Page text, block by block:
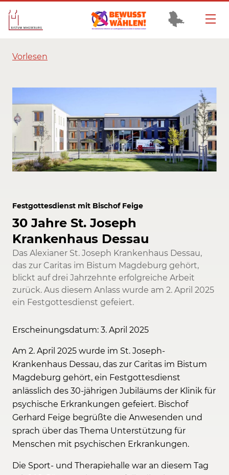
Vorlesen
Festgottesdienst mit Bischof Feige
30 Jahre St. Joseph
Krankenhaus Dessau
Das Alexianer St. Joseph Krankenhaus Dessau,
das zur Caritas im Bistum Magdeburg gehört,
blickt auf drei Jahrzehnte erfolgreiche Arbeit
zurück. Aus diesem Anlass wurde am 2. April 2025
ein Festgottesdienst gefeiert.
Erscheinungsdatum: 3. April 2025
Am 2. April 2025 wurde im St. Joseph-
Krankenhaus Dessau, das zur Caritas im Bistum
Magdeburg gehört, ein Festgottesdienst
anlässlich des 30-jährigen Jubiläums der Klinik für
psychische Erkrankungen gefeiert. Bischof
Gerhard Feige begrüßte die Anwesenden und
sprach über das Thema Unterstützung für
Menschen mit psychischen Erkrankungen.
Die Sport- und Therapiehalle war an diesem Tag